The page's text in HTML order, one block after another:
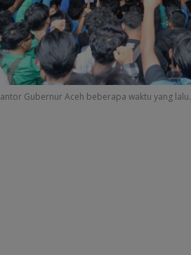
Gubernur Aceh beberapa waktu yang lalu.